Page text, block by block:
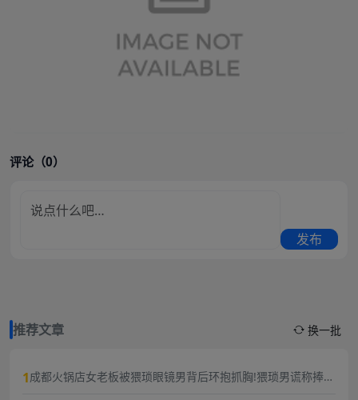
评论（0）
发布
推荐文章 换一批
1成都火锅店女老板被猥琐眼镜男背后环抱抓胸!猥琐男谎称捧女